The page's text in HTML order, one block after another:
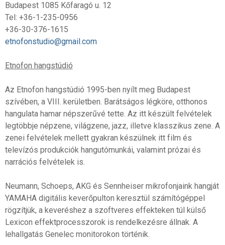
Budapest 1085 Kőfaragó u. 12
Tel: +36-1-235-0956
+36-30-376-1615
etnofonstudio@gmail.com
Etnofon hangstúdió
Az Etnofon hangstúdió 1995-ben nyílt meg Budapest
szívében, a VIII. kerületben. Barátságos légköre, otthonos
hangulata hamar népszerűvé tette. Az itt készült felvételek
legtöbbje népzene, világzene, jazz, illetve klasszikus zene. A
zenei felvételek mellett gyakran készülnek itt film és
televízós produkciók hangutómunkái, valamint prózai és
narrációs felvételek is.
Neumann, Schoeps, AKG és Sennheiser mikrofonjaink hangját
YAMAHA digitális keverőpulton keresztül számítógéppel
rögzítjük, a keveréshez a szoftveres effekteken túl külső
Lexicon effektprocesszorok is rendelkezésre állnak. A
lehallgatás Genelec monitorokon történik.